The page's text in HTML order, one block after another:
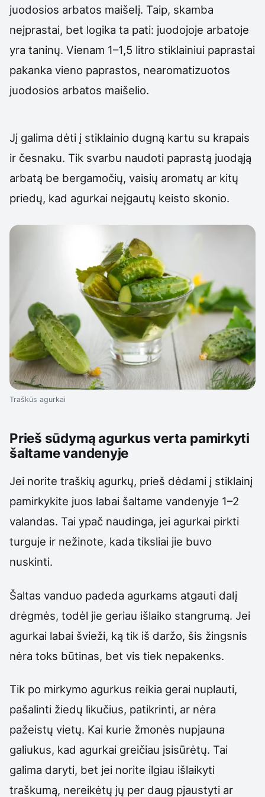
juodosios arbatos maišelį. Taip, skamba
neįprastai, bet logika ta pati: juodojoje arbatoje
yra taninų. Vienam 1–1,5 litro stiklainiui paprastai
pakanka vieno paprastos, nearomatizuotos
juodosios arbatos maišelio.
Jį galima dėti į stiklainio dugną kartu su krapais
ir česnaku. Tik svarbu naudoti paprastą juodąją
arbatą be bergamočių, vaisių aromatų ar kitų
priedų, kad agurkai neįgautų keisto skonio.
Traškūs agurkai
Prieš sūdymą agurkus verta pamirkyti
šaltame vandenyje
Jei norite traškių agurkų, prieš dėdami į stiklainį
pamirkykite juos labai šaltame vandenyje 1–2
valandas. Tai ypač naudinga, jei agurkai pirkti
turguje ir nežinote, kada tiksliai jie buvo
nuskinti.
Šaltas vanduo padeda agurkams atgauti dalį
drėgmės, todėl jie geriau išlaiko stangrumą. Jei
agurkai labai švieži, ką tik iš daržo, šis žingsnis
nėra toks būtinas, bet vis tiek nepakenks.
Tik po mirkymo agurkus reikia gerai nuplauti,
pašalinti žiedų likučius, patikrinti, ar nėra
pažeistų vietų. Kai kurie žmonės nupjauna
galiukus, kad agurkai greičiau įsisūrėtų. Tai
galima daryti, bet jei norite ilgiau išlaikyti
traškumą, nereikėtų jų per daug pjaustyti ar